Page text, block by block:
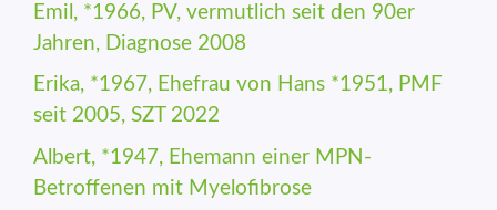
Emil, *1966, PV, vermutlich seit den 90er
Jahren, Diagnose 2008
Erika, *1967, Ehefrau von Hans *1951, PMF
seit 2005, SZT 2022
Albert, *1947, Ehemann einer MPN-
Betroffenen mit Myelofibrose